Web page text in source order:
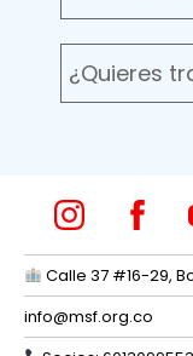
¿Quieres
Calle 37 #16-29,
info@msf.org.co